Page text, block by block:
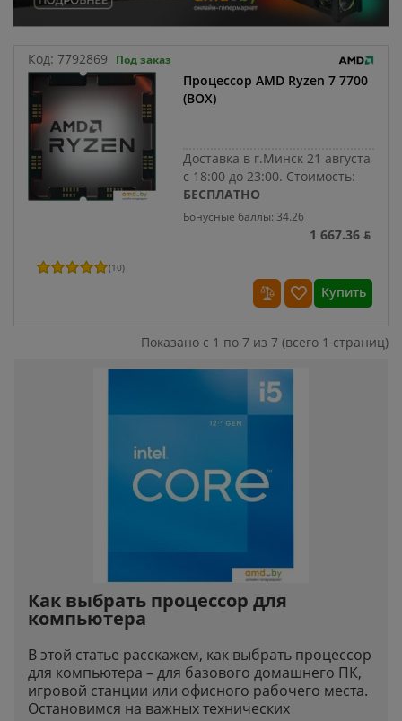
Код: 7792869 Под заказ
Процессор AMD Ryzen 7 7700
(BOX)
Доставка в г.Минск 21 августа
с 18:00 до 23:00. Стоимость:
БЕСПЛАТНО
Бонусные баллы: 34.26
1 667.36 ƃ
(10)
Купить
Показано с 1 по 7 из 7 (всего 1 страниц)
Как выбрать процессор для
компьютера
В этой статье расскажем, как выбрать процессор
для компьютера – для базового домашнего ПК,
игровой станции или офисного рабочего места.
Остановимся на важных технических